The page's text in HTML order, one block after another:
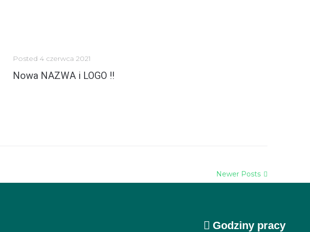
Posted 4 czerwca 2021
Nowa NAZWA i LOGO !!
Newer Posts
Godziny pracy